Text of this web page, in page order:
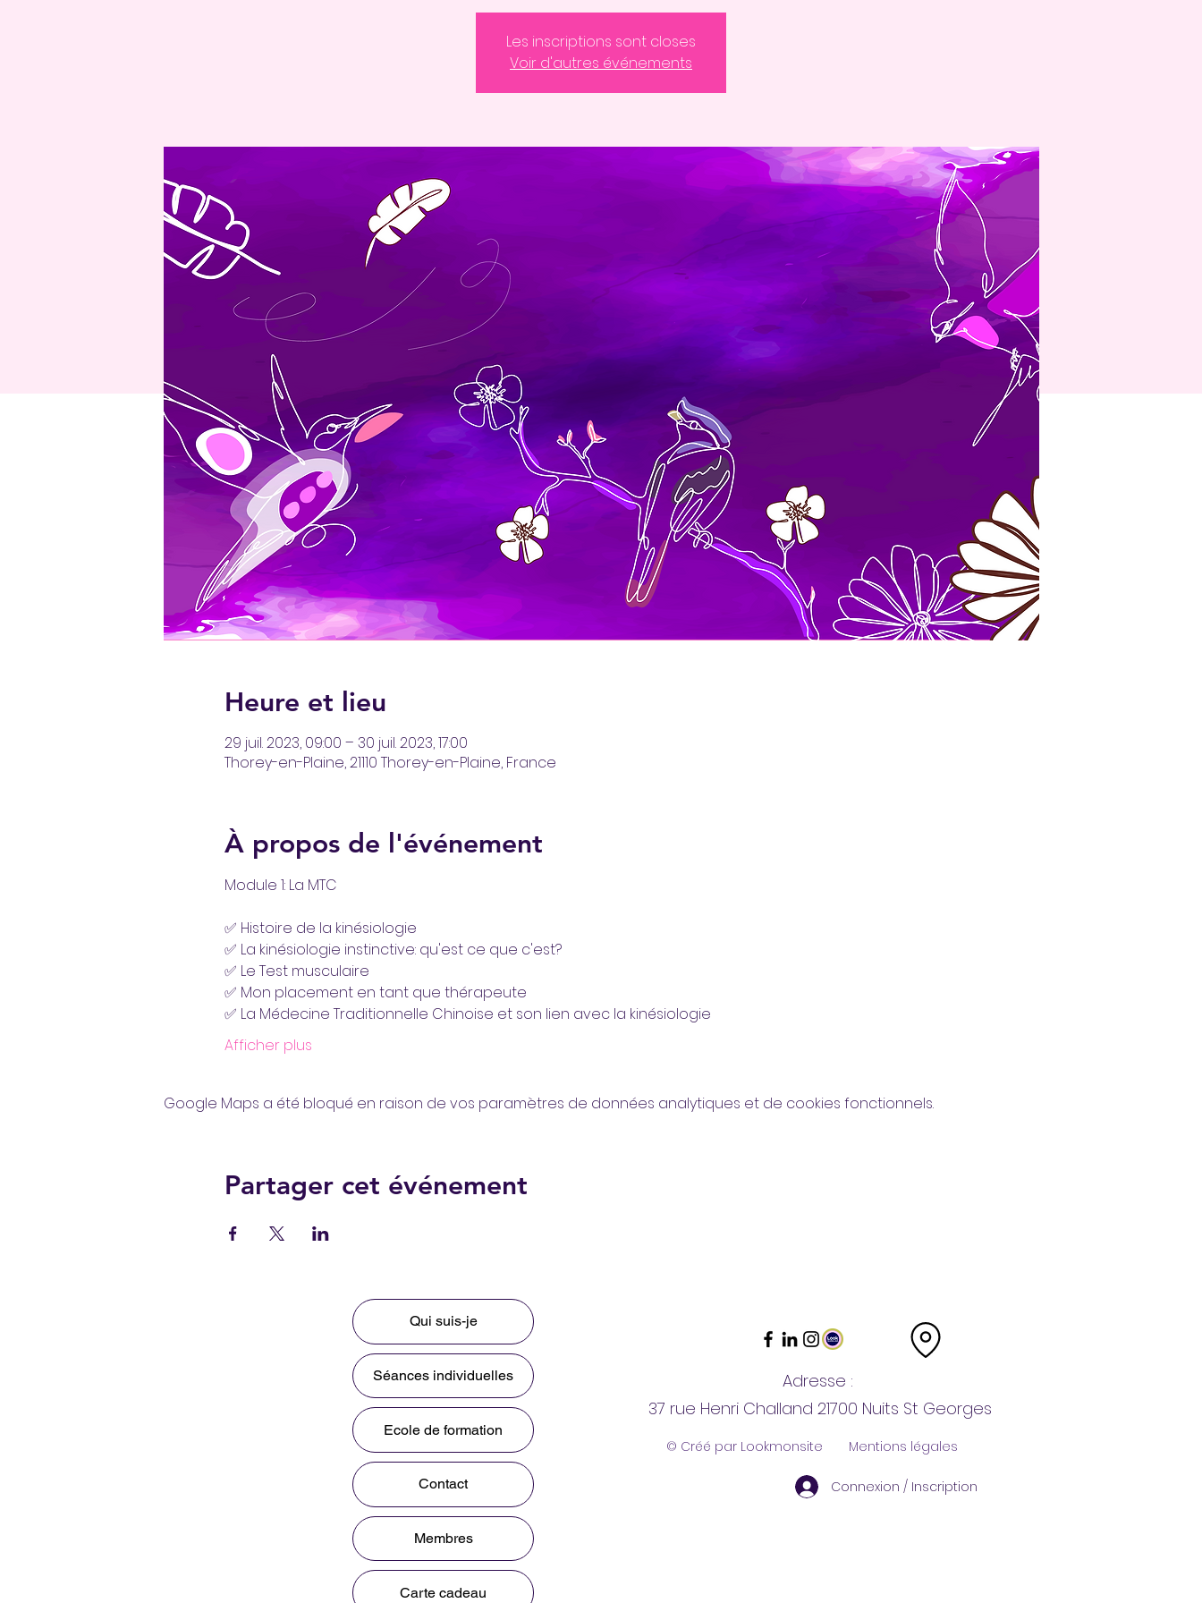
Les inscriptions sont closes
Voir d'autres événements
Heure et lieu
29 juil. 2023, 09:00 – 30 juil. 2023, 17:00
Thorey-en-Plaine, 21110 Thorey-en-Plaine, France
À propos de l'événement
✅ Histoire de la kinésiologie
✅ La kinésiologie instinctive: qu'est ce que c'est?
✅ Le Test musculaire
✅ Mon placement en tant que thérapeute
✅ La Médecine Traditionnelle Chinoise et son lien avec la kinésiologie
Afficher plus
Google Maps a été bloqué en raison de vos paramètres de données analytiques et de cookies fonctionnels.
Partager cet événement
Qui suis-je
Séances individuelles
Ecole de formation
Contact
Membres
Carte cadeau
Adresse :
37 rue Henri Challand 21700 Nuits St Georges
© Créé par Lookmonsite Mentions légales
Connexion / Inscription